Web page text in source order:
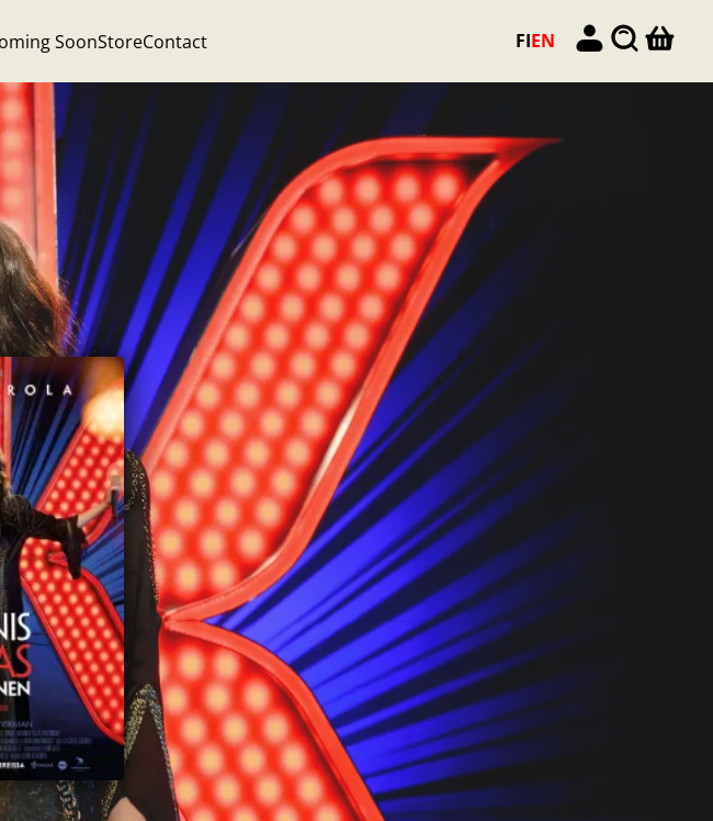
SoonStoreContact FIEN